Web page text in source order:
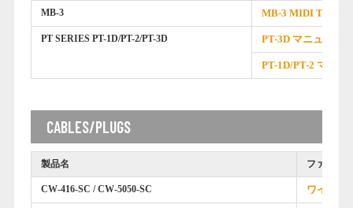
MB-3 MB-3 MIDI THRU
PT SERIES PT-1D/PT-2/PT-3D PT-3D マニュアル
PT-1D/PT-2 マニュ
CABLES/PLUGS
製品名 ファイル名
CW-416-SC / CW-5050-SC ワイヤレ